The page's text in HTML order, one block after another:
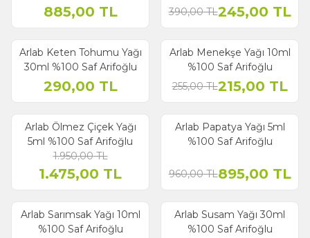
Arifoğlu
885,00 TL
390,00TL245,00 TL
Arlab Keten Tohumu Yağı
30ml %100 Saf Arifoğlu
290,00 TL
% 16
İndirim
Arlab Menekşe Yağı 10ml
%100 Saf Arifoğlu
255,00TL215,00 TL
% 24
İndirim
Arlab Ölmez Çiçek Yağı
5ml %100 Saf Arifoğlu
1.950,00TL
1.475,00 TL
% 7
İndirim
Arlab Papatya Yağı 5ml
%100 Saf Arifoğlu
960,00TL895,00 TL
Arlab Sarımsak Yağı 10ml
%100 Saf Arifoğlu
% 3
İndirim
Arlab Susam Yağı 30ml
%100 Saf Arifoğlu